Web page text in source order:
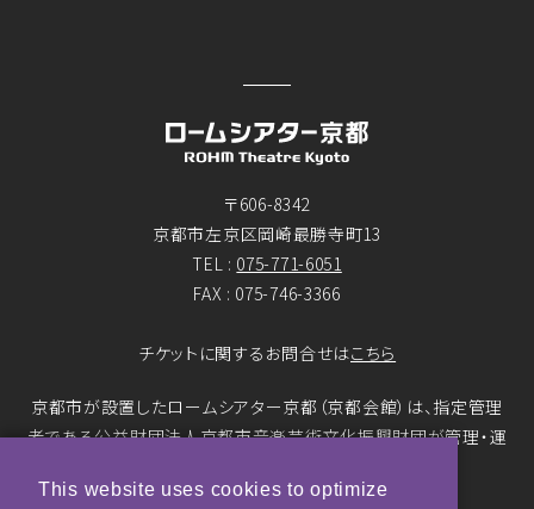
〒606-8342
京都市左京区岡崎最勝寺町13
TEL : 075-771-6051
FAX : 075-746-3366
チケットに関するお問合せはこちら
京都市が設置したロームシアター京都（京都会館）は、指定管理
者である公益財団法人京都市音楽芸術文化振興財団が管理・運
This website uses cookies to optimize